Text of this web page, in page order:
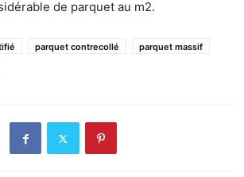
de parquet au m2.
parquet contrecollé
parquet massif